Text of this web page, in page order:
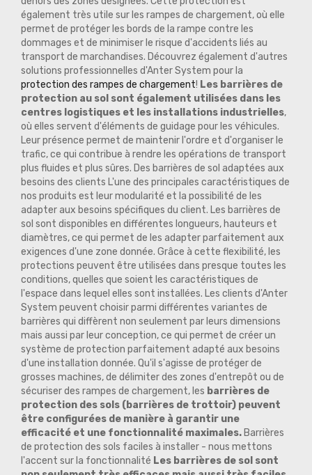
également très utile sur les rampes de chargement, où elle
permet de protéger les bords de la rampe contre les
dommages et de minimiser le risque d'accidents liés au
transport de marchandises. Découvrez également d'autres
solutions professionnelles d'Anter System pour la
protection des rampes de chargement! Les barrières de
protection au sol sont également utilisées dans les
centres logistiques et les installations industrielles,
où elles servent d'éléments de guidage pour les véhicules.
Leur présence permet de maintenir l'ordre et d'organiser le
trafic, ce qui contribue à rendre les opérations de transport
plus fluides et plus sûres. Des barrières de sol adaptées aux
besoins des clients L'une des principales caractéristiques de
nos produits est leur modularité et la possibilité de les
adapter aux besoins spécifiques du client. Les barrières de
sol sont disponibles en différentes longueurs, hauteurs et
diamètres, ce qui permet de les adapter parfaitement aux
exigences d'une zone donnée. Grâce à cette flexibilité, les
protections peuvent être utilisées dans presque toutes les
conditions, quelles que soient les caractéristiques de
l'espace dans lequel elles sont installées. Les clients d'Anter
System peuvent choisir parmi différentes variantes de
barrières qui diffèrent non seulement par leurs dimensions
mais aussi par leur conception, ce qui permet de créer un
système de protection parfaitement adapté aux besoins
d'une installation donnée. Qu'il s'agisse de protéger de
grosses machines, de délimiter des zones d'entrepôt ou de
sécuriser des rampes de chargement, les barrières de
protection des sols (barrières de trottoir) peuvent
être configurées de manière à garantir une
efficacité et une fonctionnalité maximales. Barrières
de protection des sols faciles à installer - nous mettons
l'accent sur la fonctionnalité Les barrières de sol sont